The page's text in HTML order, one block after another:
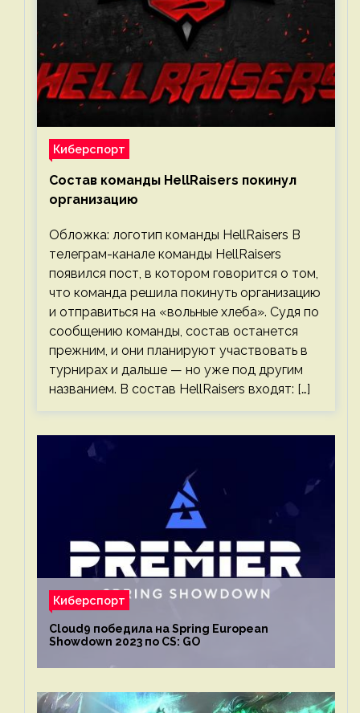
Киберспорт
Состав команды HellRaisers покинул
организацию
Обложка: логотип команды HellRaisers В
телеграм-канале команды HellRaisers
появился пост, в котором говорится о том,
что команда решила покинуть организацию
и отправиться на «вольные хлеба». Судя по
сообщению команды, состав останется
прежним, и они планируют участвовать в
турнирах и дальше — но уже под другим
названием. В состав HellRaisers входят: […]
Киберспорт
Cloud9 победила на Spring European
Showdown 2023 по CS: GO